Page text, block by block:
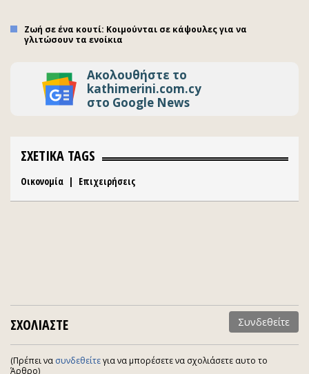
Ζωή σε ένα κουτί: Κοιμούνται σε κάψουλες για να
γλιτώσουν τα ενοίκια
Ακολουθήστε το
kathimerini.com.cy
στο Google News
ΣΧΕΤΙΚΑ TAGS
Οικονομία | Επιχειρήσεις
ΣΧΟΛΙΑΣΤΕ Συνδεθείτε
(Πρέπει να συνδεθείτεγια να μπορέσετε να σχολιάσετε αυτο το
Άρθρο)